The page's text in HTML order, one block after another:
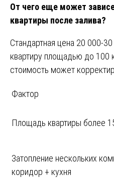
От чего еще может
квартиры после залива?
Стандартная цена 20 000-
квартиру площадью до 100
стоимость может
Фактор
Площадь квартиры более
Затопление нескольких
коридор + кухня